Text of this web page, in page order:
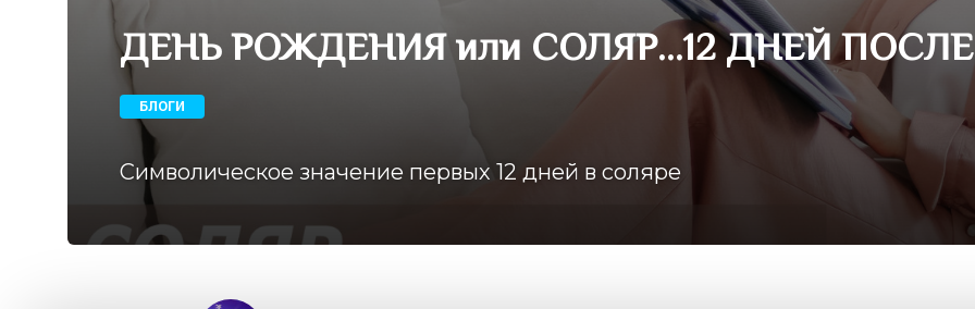
ДЕНЬ РОЖДЕНИЯ или СОЛЯР…12 ДНЕЙ
БЛОГИ
Символическое значение первых 12 дней в соляре